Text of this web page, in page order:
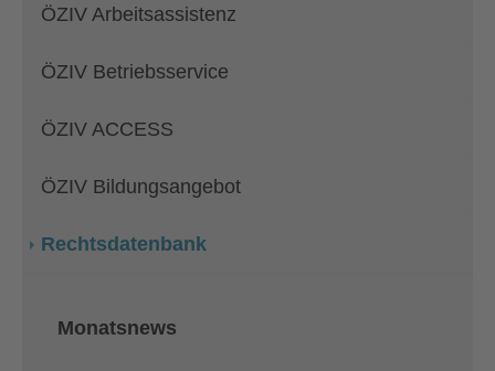
ÖZIV Arbeitsassistenz
ÖZIV Betriebsservice
ÖZIV ACCESS
ÖZIV Bildungsangebot
Rechtsdatenbank
Monatsnews